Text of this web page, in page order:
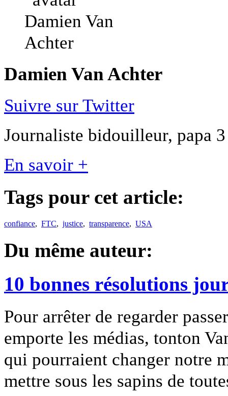
Damien Van Achter
Suivre sur Twitter
Journaliste bidouilleur, papa
En savoir +
Tags pour cet article:
confiance, FTC, justice, transparence, USA
Du même auteur:
10 bonnes résolutions
Pour arrêter de regarder
emporte les médias, tonton
qui pourraient changer notre
mettre sous les sapins de